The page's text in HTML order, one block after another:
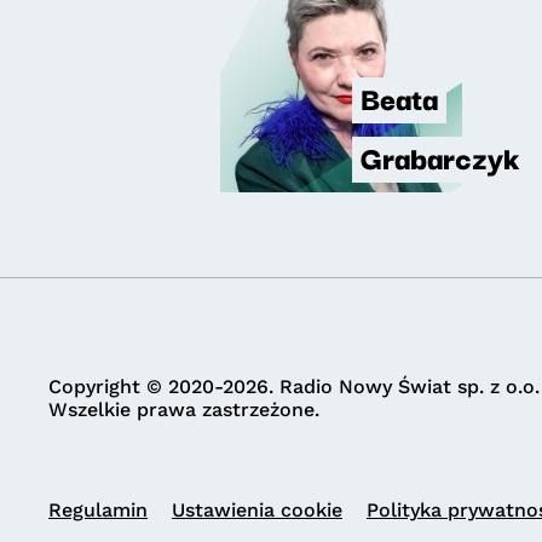
Beata
Grabarczyk
Copyright © 2020-2026. Radio Nowy Świat sp. z o.o.
Wszelkie prawa zastrzeżone.
Regulamin Ustawienia cookie Polityka